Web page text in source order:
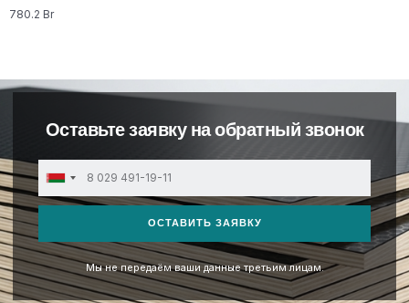
780.2 Br
Оставьте заявку на обратный звонок
Belarus
+375
ОСТАВИТЬ ЗАЯВКУ
Мы не передаём ваши данные третьим лицам.